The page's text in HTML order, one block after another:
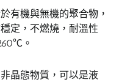
有機與無機的聚合物，
定，不燃燒，耐溫性
。
晶態物質，可以是液